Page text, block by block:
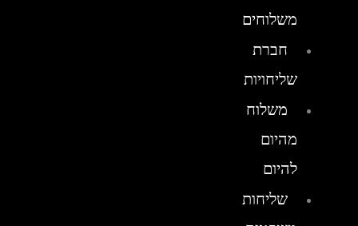
משלוחים
חברת
שליחויות
משלוח
מהיום
להיום
שליחות